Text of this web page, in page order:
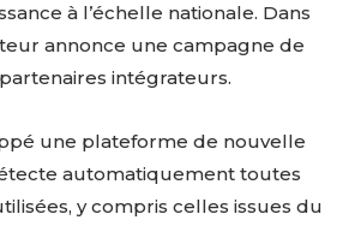
à l’échelle nationale. Dans
annonce une campagne de
intégrateurs.
une plateforme de nouvelle
automatiquement toutes
y compris celles issues du